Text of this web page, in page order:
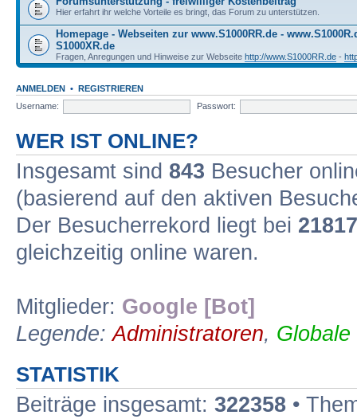
Hier erfahrt ihr welche Vorteile es bringt, das Forum zu unterstützen.
Homepage - Webseiten zur www.S1000RR.de -
S1000XR.de
Fragen, Anregungen und Hinweise zur Webseite http://www.S1000RR.de -
ANMELDEN • REGISTRIEREN
Username:
Passwort:
WER IST ONLINE?
Insgesamt sind 843 Besucher
(basierend auf den aktiven
Der Besucherrekord liegt bei 21817
gleichzeitig online waren.
Mitglieder: Google [Bot]
Legende:Administratoren,
STATISTIK
Beiträge insgesamt: 322358 •